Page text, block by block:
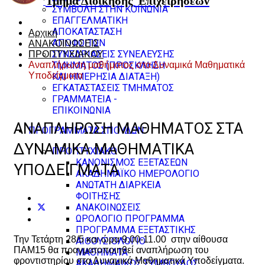
ΣΥΜΒΟΛΗ ΣΤΗΝ ΚΟΙΝΩΝΙΑ
ΕΠΑΓΓΕΛΜΑΤΙΚΗ
ΑΠΟΚΑΤΑΣΤΑΣΗ
ΑΠΟΦΟΙΤΩΝ
ΣΥΝΕΔΡΙΑΣΕΙΣ ΣΥΝΕΛΕΥΣΗΣ
ΤΜΗΜΑΤΟΣ (ΠΡΟΣΚΛΗΣΗ
ΚΑΙ ΗΜΕΡΗΣΙΑ ΔΙΑΤΑΞΗ)
ΕΓΚΑΤΑΣΤΑΣΕΙΣ ΤΜΗΜΑΤΟΣ
ΓΡΑΜΜΑΤΕΙΑ -
ΕΠΙΚΟΙΝΩΝΙΑ
ΠΡΟΓΡΑΜΜΑΤΑ ΣΠΟΥΔΩΝ
ΠΡΟΠΤΥΧΙΑΚΟ
ΚΑΝΟΝΙΣΜΟΣ ΕΞΕΤΑΣΕΩΝ
ΑΚΑΔΗΜΑΪΚΟ ΗΜΕΡΟΛΟΓΙΟ
ΑΝΩΤΑΤΗ ΔΙΑΡΚΕΙΑ
ΦΟΙΤΗΣΗΣ
ΑΝΑΚΟΙΝΩΣΕΙΣ
ΩΡΟΛΟΓΙΟ ΠΡΟΓΡΑΜΜΑ
ΠΡΟΓΡΑΜΜΑ ΕΞΕΤΑΣΤΙΚΗΣ
ΑΙΘΟΥΣΙΟΛΟΓΙΟ
ΜΑΘΗΜΑΤΑ
Αρχική
ΑΝΑΚΟΙΝΩΣΕΙΣ
ΠΡΟΠΤΥΧΙΑΚΟΥ
Αναπλήρωση μαθήματος στα Δυναμικά Μαθηματικά
Υποδείγματα
ΑΝΑΠΛΉΡΩΣΗ ΜΑΘΉΜΑΤΟΣ ΣΤΑ
ΔΥΝΑΜΙΚΆ ΜΑΘΗΜΑΤΙΚΆ
ΥΠΟΔΕΊΓΜΑΤΑ
Την Τετάρτη 28/5 και ώρα 9.00-11.00 στην αίθουσα
ΠΑΜ15 θα πραγματοποιηθεί αναπλήρωση του
φροντιστηρίου στα Δυναμικά Μαθηματικά Υποδείγματα.